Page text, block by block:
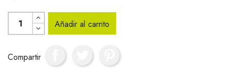
Añadir al carrito
Compartir